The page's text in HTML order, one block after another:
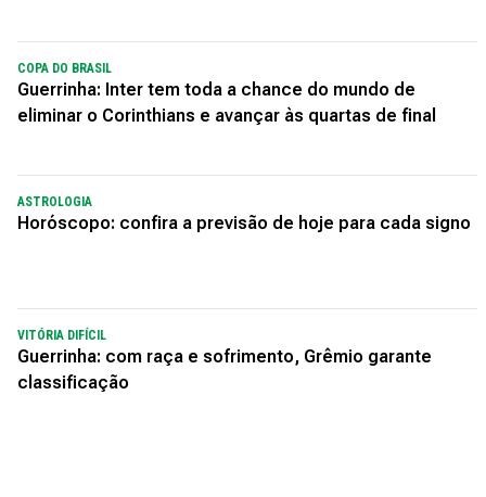
COPA DO BRASIL
Guerrinha: Inter tem toda a chance do mundo de
eliminar o Corinthians e avançar às quartas de final
ASTROLOGIA
Horóscopo: confira a previsão de hoje para cada signo
VITÓRIA DIFÍCIL
Guerrinha: com raça e sofrimento, Grêmio garante
classificação